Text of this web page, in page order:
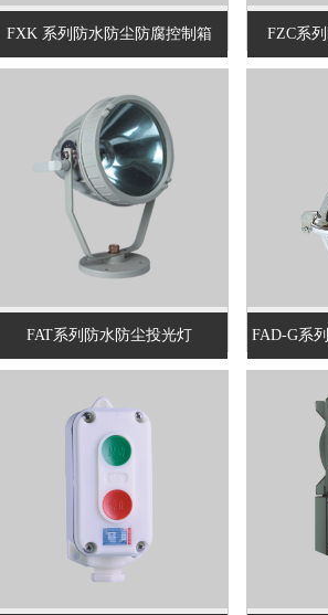
FXK 系列防水防尘防腐控制箱 FZC系
FAT系列防水防尘投光灯 FAD-G系